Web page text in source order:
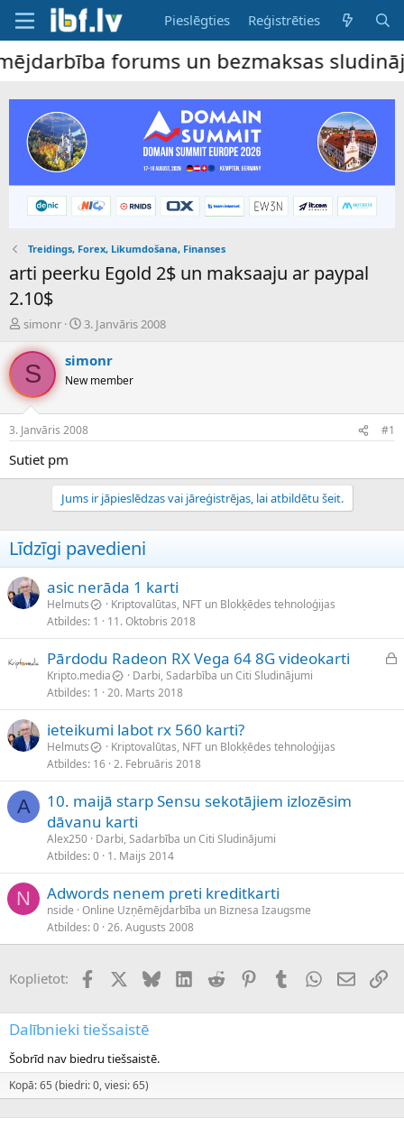
Pieslēgties Reģistrēties
forums un bezmaksas
Treidings, Forex, Likumdošana, Finanses
arti peerku Egold 2$ un maksaaju ar paypal
2.10$
P
v
e
d
i
n
a
u
c
ē
j
s
simonr
S
k
m
a
m
s
3. Janvāris 2008
S simonr
New member
3. Janvāris 2008 #1
Sutiet pm
Jums ir jāpieslēdzas vai jāreģistrējas, lai atbildētu šeit.
Līdzīgi pavedieni
asic nerāda 1 karti
Helmuts
Kriptovalūtas, NFT un Blokķēdes tehnoloģijas
Atbildes 1 11. Oktobris 2018
S
g
Pārdodu Radeon RX Vega 64 8G videokarti
Kripto.media
Darbi, Sadarbība un Citi Sludinājumi
Atbildes 1 20. Marts 2018
ieteikumi labot rx 560 karti?
Helmuts
Kriptovalūtas, NFT un Blokķēdes tehnoloģijas
Atbildes 16 2. Februāris 2018
A
10. maijā starp Sensu sekotājiem izlozēsim
dāvanu karti
Alex250 Darbi, Sadarbība un Citi Sludinājumi
Atbildes 0 1. Maijs 2014
N Adwords nenem preti kreditkarti
nside Online Uzņēmējdarbība un Biznesa Izaugsme
Atbildes 0 26. Augusts 2008
Koplietot: FacebookX (Twitter)
BlueskyLinkedInReddit PinterestTumblrWhatsApp
E-pasts
Dalībnieki tiešsaistē
Šobrīd nav biedru tiešsaistē.
Kopā: 65 (biedri: 0, viesi: 65)